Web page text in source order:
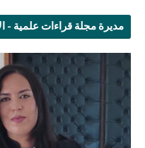
مديرة مجلة قراءات علمية -